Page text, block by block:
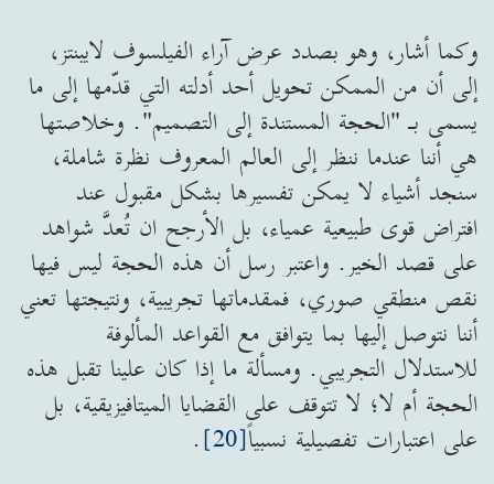
وكما أشار، وهو بصدد عرض آراء الفيلسوف لايبنتز،
إلى أن من الممكن تحويل أحد أدلته التي قدّمها إلى ما
يسمى بـ "الحجة المستندة إلى التصميم". وخلاصتها
هي أننا عندما ننظر إلى العالم المعروف نظرة شاملة،
سنجد أشياء لا يمكن تفسيرها بشكل مقبول عند
افتراض قوى طبيعية عمياء، بل الأرجح ان تُعدَّ شواهد
على قصد الخير. واعتبر رسل أن هذه الحجة ليس فيها
نقص منطقي صوري، فمقدماتها تجريبية، ونتيجتها تعني
أننا نتوصل إليها بما يتوافق مع القواعد المألوفة
للاستدلال التجريبي. ومسألة ما إذا كان علينا تقبل هذه
الحجة أم لا؛ لا تتوقف على القضايا الميتافيزيقية، بل
على اعتبارات تفصيلية نسبياً[20]
.